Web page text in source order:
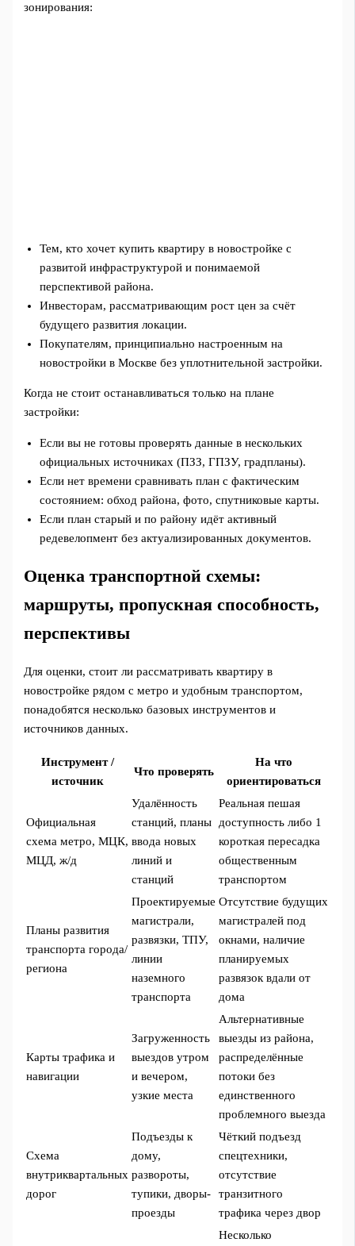
зонирования:
Тем, кто хочет купить квартиру в новостройке с
развитой инфраструктурой и понимаемой
перспективой района.
Инвесторам, рассматривающим рост цен за счёт
будущего развития локации.
Покупателям, принципиально настроенным на
новостройки в Москве без уплотнительной застройки.
Когда не стоит останавливаться только на плане
застройки:
Если вы не готовы проверять данные в нескольких
официальных источниках (ПЗЗ, ГПЗУ, градпланы).
Если нет времени сравнивать план с фактическим
состоянием: обход района, фото, спутниковые карты.
Если план старый и по району идёт активный
редевелопмент без актуализированных документов.
Оценка транспортной схемы:
маршруты, пропускная способность,
перспективы
Для оценки, стоит ли рассматривать квартиру в
новостройке рядом с метро и удобным транспортом,
понадобятся несколько базовых инструментов и
источников данных.
Инструмент /
источник
Что проверять
На что
ориентироваться
Официальная
схема метро, МЦК,
МЦД, ж/д
Удалённость
станций, планы
ввода новых
линий и
станций
Реальная пешая
доступность либо 1
короткая пересадка
общественным
транспортом
Планы развития
транспорта города/
региона
Проектируемые
магистрали,
развязки, ТПУ,
линии
наземного
транспорта
Отсутствие будущих
магистралей под
окнами, наличие
планируемых
развязок вдали от
дома
Карты трафика и
навигации
Загруженность
выездов утром
и вечером,
узкие места
Альтернативные
выезды из района,
распределённые
потоки без
единственного
проблемного выезда
Схема
внутриквартальных
дорог
Подъезды к
дому,
развороты,
тупики, дворы-
проезды
Чёткий подъезд
спецтехники,
отсутствие
транзитного
трафика через двор
Несколько